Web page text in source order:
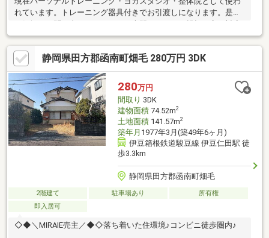
れています。トレーニング器具付きでお引渡しになります。是非
いたします。
静岡県田方郡函南町畑毛 280万円 3DK
280万円
間取り 3DK
建物面積74.52m2
土地面積141.57m2
築年月 1977年3月(築49年6ヶ月)
伊豆箱根鉄道駿豆線 伊豆仁田駅 徒
歩3.3km
静岡県田方郡函南町畑毛
2階建て 駐車場あり
所有権
即入居可
◇◆＼MIRAIE売主／◆◇落ち着いた住環境♪コンビニ徒歩圏内♪